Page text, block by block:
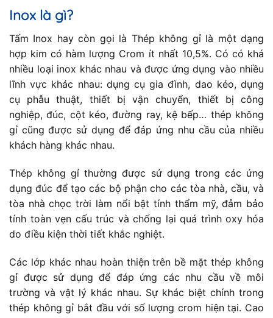
Inox là gì?
Tấm Inox hay còn gọi là Thép không gỉ là một dạng
hợp kim có hàm lượng Crom ít nhất 10,5%. Có có khá
nhiều loại inox khác nhau và được ứng dụng vào nhiều
lĩnh vực khác nhau: dụng cụ gia đình, dao kéo, dụng
cụ phẫu thuật, thiết bị vận chuyển, thiết bị công
nghiệp, đúc, cột kéo, đường ray, kệ bếp… thép không
gỉ cũng được sử dụng để đáp ứng nhu cầu của nhiều
khách hàng khác nhau.
Thép không gỉ thường được sử dụng trong các ứng
dụng đúc để tạo các bộ phận cho các tòa nhà, cầu, và
tòa nhà chọc trời làm nổi bật tính thẩm mỹ, đảm bảo
tính toàn vẹn cấu trúc và chống lại quá trình oxy hóa
do điều kiện thời tiết khắc nghiệt.
Các lớp khác nhau hoàn thiện trên bề mặt thép không
gỉ được sử dụng để đáp ứng các nhu cầu về môi
trường và vật lý khác nhau. Sự khác biệt chính trong
thép không gỉ bắt đầu với số lượng crom hiện tại. Cao